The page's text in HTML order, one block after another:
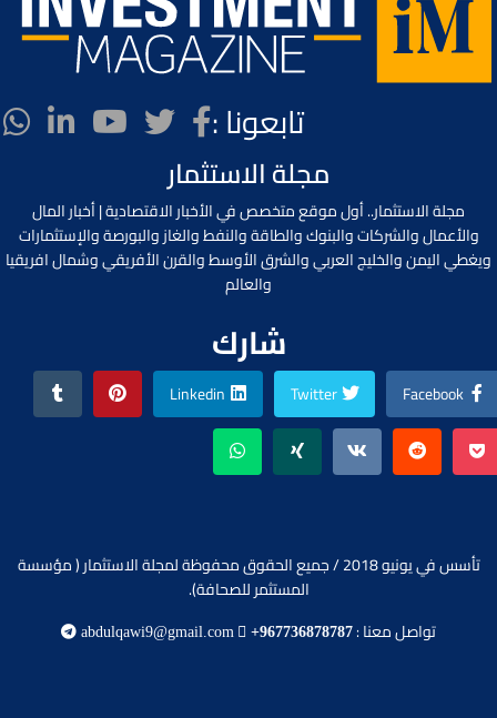
تابعونا :
مجلة الاستثمار
مجلة الاستثمار.. أول موقع متخصص في الأخبار الاقتصادية | أخبار المال
والأعمال والشركات والبنوك والطاقة والنفط والغاز والبورصة والإستثمارات
ويغطي اليمن والخليج العربي والشرق الأوسط والقرن الأفريقي وشمال افريقيا
والعالم
شارك
Facebook
Twitter
Linkedin
تأسس في يونيو 2018 / جميع الحقوق محفوظة لمجلة الاستثمار ( مؤسسة
المستثمر للصحافة).
تواصل معنا : +967736878787
abdulqawi9@gmail.com